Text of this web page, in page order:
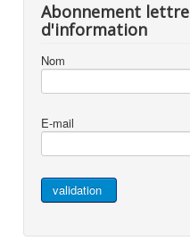
Abonnement lettre
d'information
Nom
E-mail